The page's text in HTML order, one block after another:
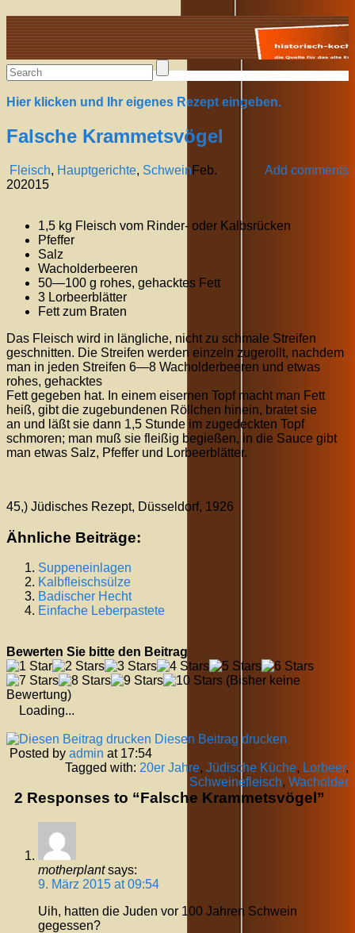
Alte Rezepte online
Hier klicken und Ihr eigenes Rezept eingeben.
Falsche Krammetsvögel
Fleisch, Hauptgerichte, Schwein Add comments
Feb.
202015
1,5 kg Fleisch vom Rinder- oder Kalbsrücken
Pfeffer
Salz
Wacholderbeeren
50—100 g rohes, gehacktes Fett
3 Lorbeerblätter
Fett zum Braten
Das Fleisch wird in längliche, nicht zu schmale Streifen
geschnitten. Die Streifen werden einzeln zugerollt, nachdem
man in jeden Streifen 6—8 Wacholderbeeren und etwas
rohes, gehacktes
Fett gegeben hat. In einem eisernen Topf macht man Fett
heiß, gibt die zugebundenen Röllchen hinein, bratet sie
an und läßt sie dann 1,5 Stunde im zugedeckten Topf
schmoren; man muß sie fleißig begießen, in die Sauce gibt
man etwas Salz, Pfeffer und Lorbeerblätter.
45,) Jüdisches Rezept, Düsseldorf, 1926
Ähnliche Beiträge:
Suppeneinlagen
Kalbfleischsülze
Badischer Hecht
Einfache Leberpastete
Bewerten Sie bitte den Beitrag
(Bisher keine
Bewertung)
Loading...
Diesen Beitrag drucken
Posted by admin at 17:54
Tagged with: 20er Jahre, Jüdische Küche, Lorbeer,
Schweinefleisch, Wacholder
2 Responses to “Falsche Krammetsvögel”
motherplant says:
9. März 2015 at 09:54
Uih, hatten die Juden vor 100 Jahren Schwein
gegessen?